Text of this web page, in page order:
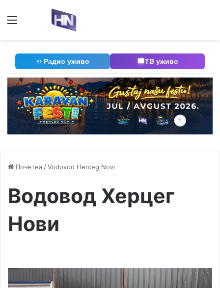
Радио уживо ТВ уживо
Почетна /Vodovod Herceg Novi
Водовод Херцег
Нови